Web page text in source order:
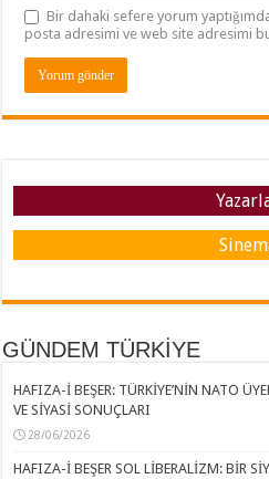
Bir dahaki sefere yorum
posta adresimi ve web site adresimi
GÜNDEM TÜRKİYE
HAFIZA-İ BEŞER: TÜRKİYE’NİN NATO
VE SİYASİ SONUÇLARI
28/06/2026
HAFIZA-İ BEŞER SOL LİBERALİZM: BİR